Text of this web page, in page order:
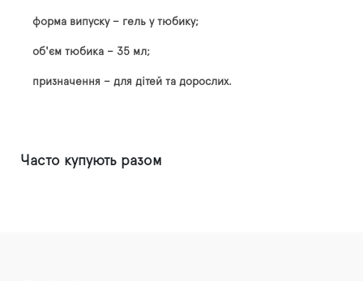
форма випуску – гель у тюбику;
об'єм тюбика – 35 мл;
призначення – для дітей та дорослих.
Часто купують разом